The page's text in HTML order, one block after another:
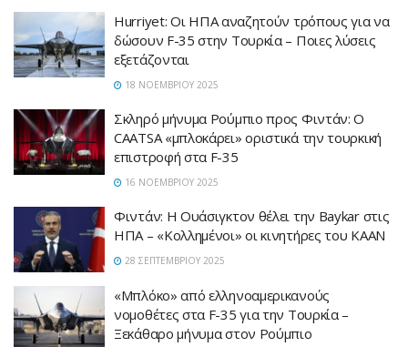
Hurriyet: Οι ΗΠΑ αναζητούν τρόπους για να
δώσουν F-35 στην Τουρκία – Ποιες λύσεις
εξετάζονται
18 ΝΟΕΜΒΡΊΟΥ 2025
Σκληρό μήνυμα Ρούμπιο προς Φιντάν: Ο
CAATSA «μπλοκάρει» οριστικά την τουρκική
επιστροφή στα F-35
16 ΝΟΕΜΒΡΊΟΥ 2025
Φιντάν: Η Ουάσιγκτον θέλει την Baykar στις
ΗΠΑ – «Κολλημένοι» οι κινητήρες του ΚΑΑΝ
28 ΣΕΠΤΕΜΒΡΊΟΥ 2025
«Μπλόκο» από ελληνοαμερικανούς
νομοθέτες στα F-35 για την Τουρκία –
Ξεκάθαρο μήνυμα στον Ρούμπιο